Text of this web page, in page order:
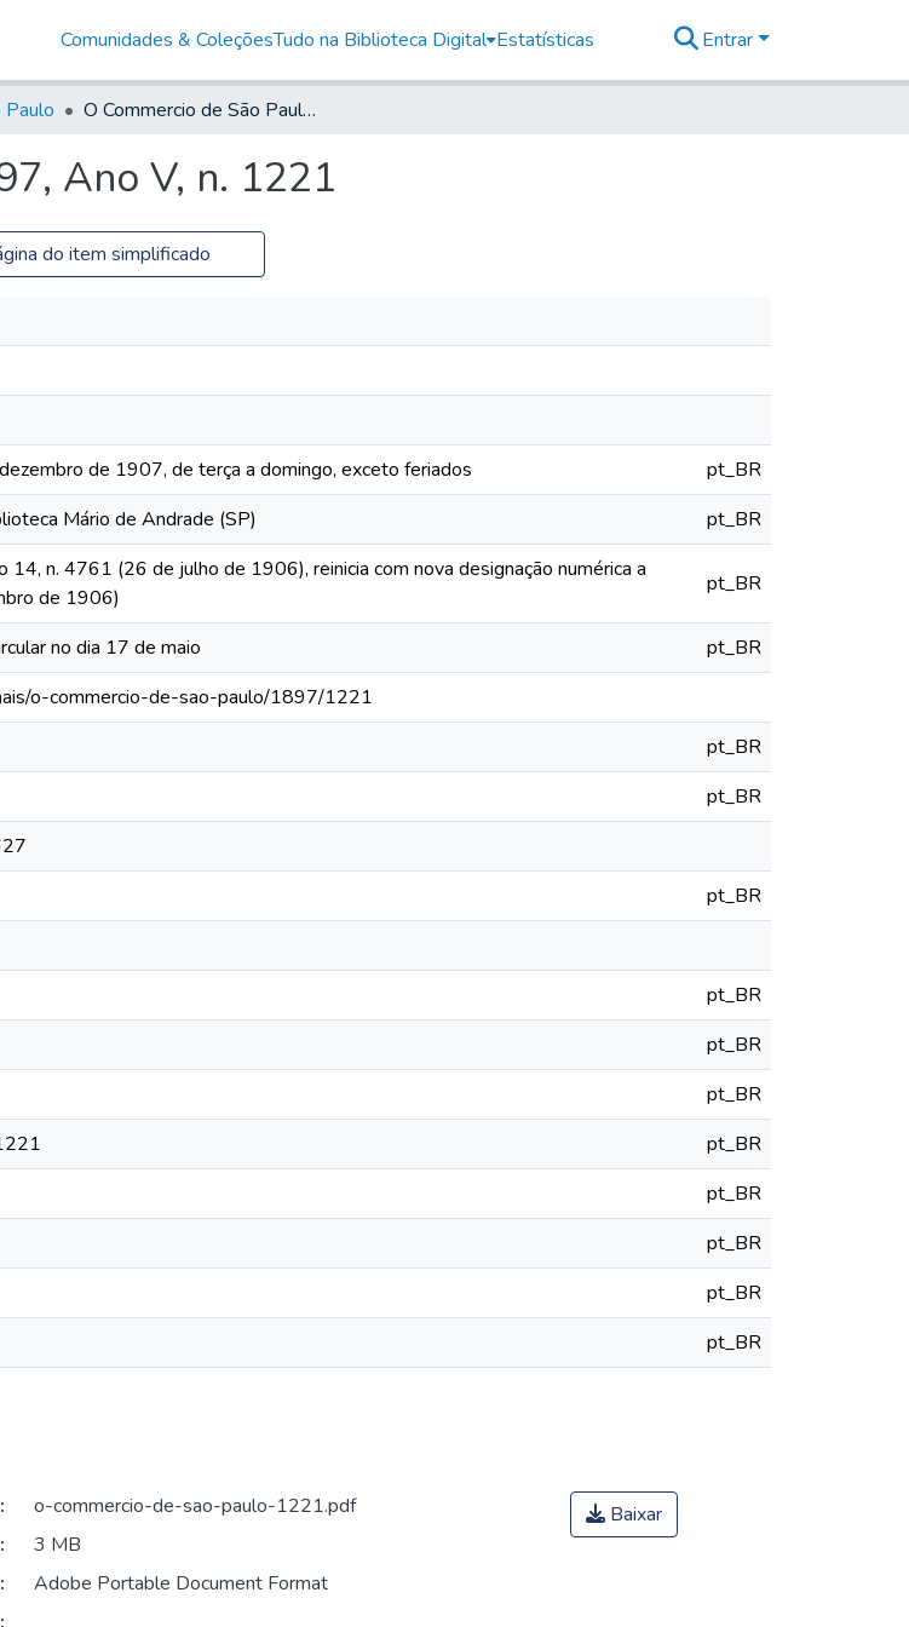
Comunidades & ColeçõesTudo na Biblioteca Digital Estatísticas Entrar
Paulo O Commercio de São Paulo, 1897, Ano V, n. 1221
Ano V, n. 1221
do item simplificado
de 1907, de terça a domingo, exceto feriados
pt_BR
Mário de Andrade (SP) pt_BR
14, n. 4761 (26 de julho de 1906), reinicia com nova designação numérica a
de 1906)
pt_BR
no dia 17 de maio
pt_BR
o-commercio-de-sao-paulo/1897/1221
pt_BR
pt_BR
pt_BR
pt_BR
pt_BR
pt_BR
pt_BR
pt_BR
pt_BR
pt_BR
pt_BR
o-commercio-de-sao-paulo-1221.pdf
3 MB
Adobe Portable Document Format
Baixar